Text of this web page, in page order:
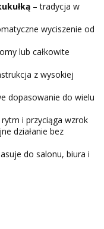
– tradycja w
wyciszenie od
lub całkowite
z wysokiej
dopasowanie do wielu
i przyciąga wzrok
działanie bez
do salonu, biura i